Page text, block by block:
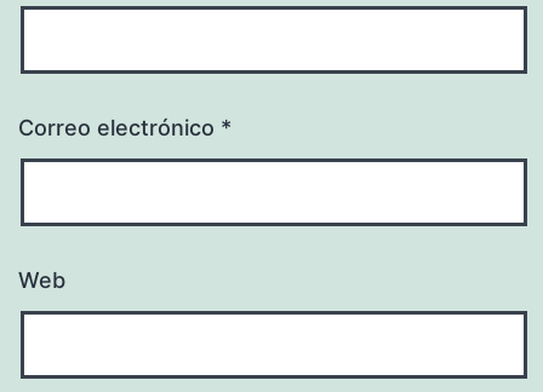
Correo electrónico *
Web